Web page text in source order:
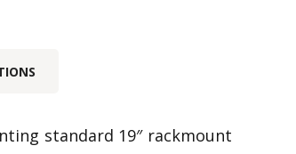
standard 19″ rackmount